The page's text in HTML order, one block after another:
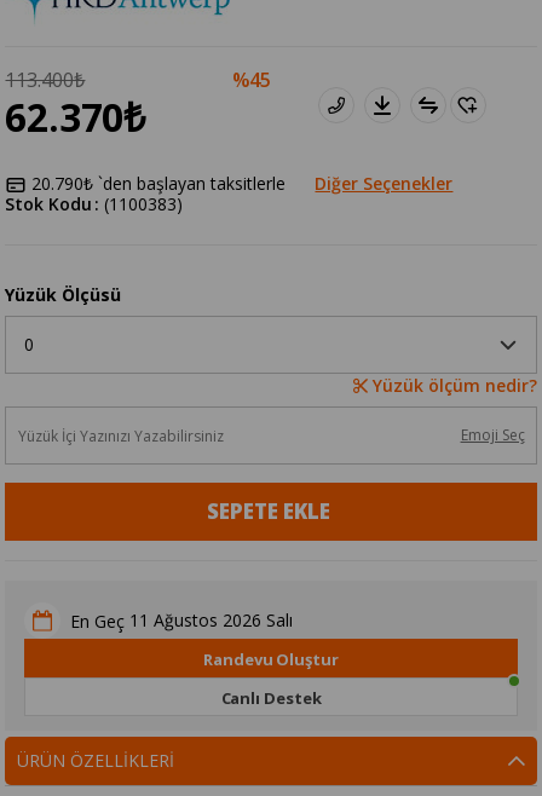
113.400₺
62.370₺
45
20.790₺ `den başlayan taksitlerle
Diğer Seçenekler
(1100383)
Stok Kodu
Yüzük Ölçüsü
Yüzük ölçüm nedir?
Emoji Seç
En Geç 11 Ağustos 2026 Salı
Randevu Oluştur
Canlı Destek
ÜRÜN ÖZELLIKLERI